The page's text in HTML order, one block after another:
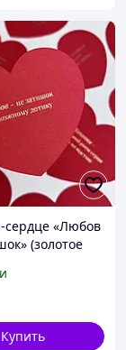
сердце «Любов
(золотое
Купить